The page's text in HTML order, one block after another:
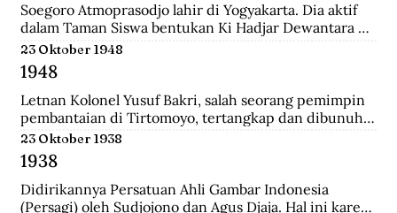
Soegoro Atmoprasodjo lahir di Yogyakarta. Dia aktif
dalam Taman Siswa bentukan Ki Hadjar Dewantara
dan aktivis Partai Indonesia (Partindo). Pada 1935, dia
dibuang ke Digul, Tanah Merah, Papua, dengan
tuduhan terlibat pemberontakan Partai Komunis
Indonesia terhadap Belanda pada 1926/1927 di Jawa
Tengah.
23 Oktober 1948
1948
Letnan Kolonel Yusuf Bakri, salah seorang pemimpin
pembantaian di Tirtomoyo, tertangkap dan dibunuh
di Wonogiri.
23 Oktober 1938
1938
Didirikannya Persatuan Ahli Gambar Indonesia
(Persagi) oleh Sudjojono dan Agus Djaja. Hal ini karena